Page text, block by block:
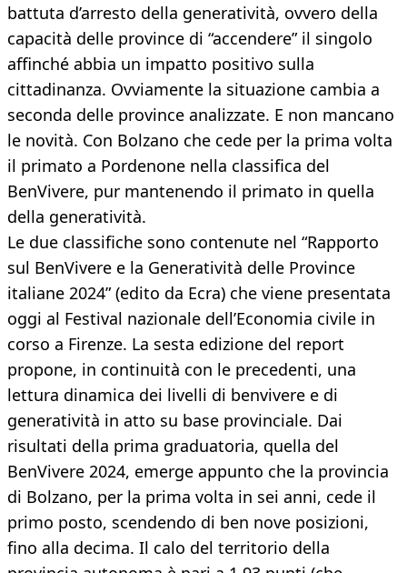
battuta d’arresto della generatività, ovvero della
capacità delle province di “accendere” il singolo
affinché abbia un impatto positivo sulla
cittadinanza. Ovviamente la situazione cambia a
seconda delle province analizzate. E non mancano
le novità. Con Bolzano che cede per la prima volta
il primato a Pordenone nella classifica del
BenVivere, pur mantenendo il primato in quella
della generatività.
Le due classifiche sono contenute nel “Rapporto
sul BenVivere e la Generatività delle Province
italiane 2024” (edito da Ecra) che viene presentata
oggi al Festival nazionale dell’Economia civile in
corso a Firenze. La sesta edizione del report
propone, in continuità con le precedenti, una
lettura dinamica dei livelli di benvivere e di
generatività in atto su base provinciale. Dai
risultati della prima graduatoria, quella del
BenVivere 2024, emerge appunto che la provincia
di Bolzano, per la prima volta in sei anni, cede il
primo posto, scendendo di ben nove posizioni,
fino alla decima. Il calo del territorio della